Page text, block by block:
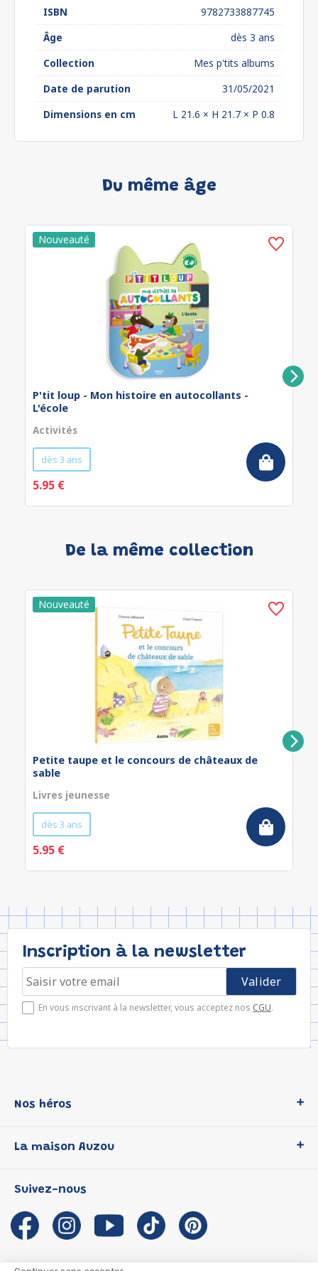
ISBN
9782733887745
Âge
dès 3 ans
Collection
Mes p'tits albums
Date de parution
31/05/2021
Dimensions en cm
L 21.6 × H 21.7 × P 0.8
Du même âge
P'tit loup - Mon histoire en autocollants -
L'école
Activités
dès 3 ans
5.95 €
De la même collection
Petite taupe et le concours de châteaux de
sable
Livres jeunesse
dès 3 ans
5.95 €
Inscription à la newsletter
En vous inscrivant à la newsletter, vous acceptez nos CGU.
Nos héros
P'tit Loup
Les Influenceuses
Migali
Petite Taupe
La maison Auzou
Notre histoire
Auzou s'engage
Auteurs et illustrateurs Auzou
Suivez-nous